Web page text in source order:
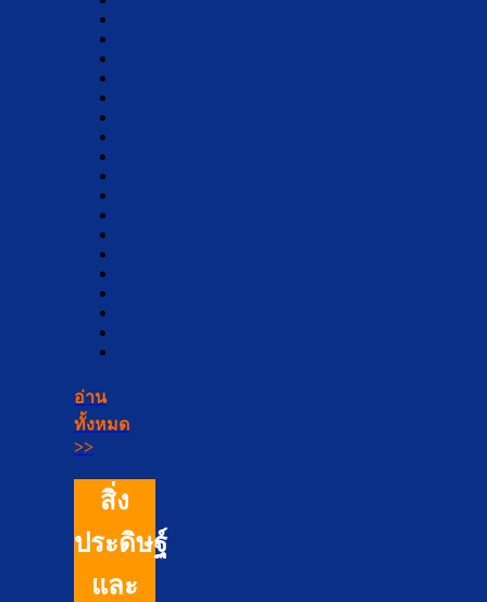
อ่าน
ทั้งหมด
>>
สิ่ง
ประดิษฐ์
และ